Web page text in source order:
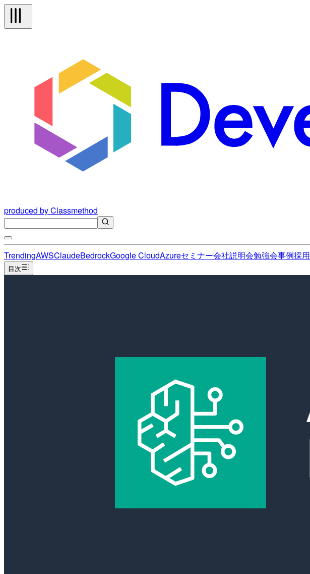
produced by Classmethod
TrendingAWSClaudeBedrockGoogle CloudAzureセミナー会社説明会勉強会事例採用
目次